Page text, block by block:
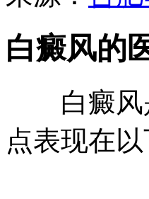
白癜风的
白癜风是
点表现在以